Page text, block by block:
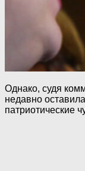
Однако, судя
недавно
патриотические